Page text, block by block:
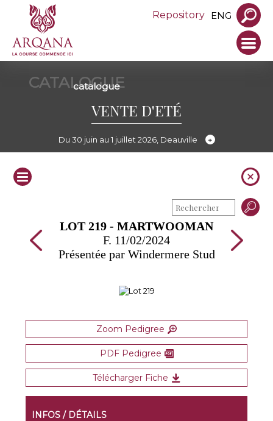
Repository ENG
CATALOGUE
catalogue
VENTE D'ETÉ
Du 30 juin au 1 juillet 2026, Deauville
LOT 219 - MARTWOOMAN
F. 11/02/2024
Présentée par Windermere Stud
Zoom Pedigree
PDF Pedigree
Télécharger Fiche
INFOS / DÉTAILS